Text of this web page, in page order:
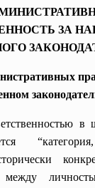
ЗА
в
между